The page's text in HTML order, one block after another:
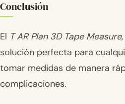
Conclusión
El T AR Plan 3D Tape
solución perfecta para
tomar medidas de manera
complicaciones.